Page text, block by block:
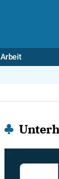
Arbeit